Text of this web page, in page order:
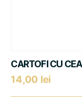
CARTOFI CU
14,00 lei